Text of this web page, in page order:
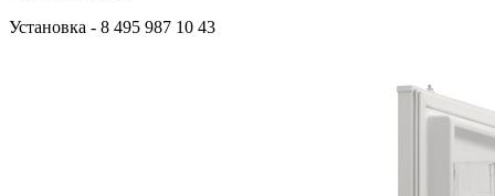
Установка - 8 495 987 10 43